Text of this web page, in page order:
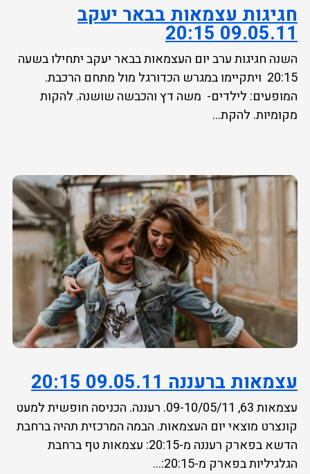
חגיגות עצמאות בבאר יעקב
09.05.11 20:15
השנה חגיגות ערב יום העצמאות בבאר יעקב יתחילו בשעה
20:15 ויתקיימו במגרש הכדורגל מול מתחם הרכבת.
המופעים: לילדים- משה דץ והכבשה שושנה. להקות
מקומיות. להקת...
עצמאות ברעננה 09.05.11 20:15
עצמאות 63, 09-10/05/11. רעננה. הכניסה חופשית למעט
קונצרט מוצאי יום העצמאות. הבמה המרכזית תהיה ברחבת
הדשא בפארק רעננה מ-20:15: עצמאות טף ברחבת
הגלגיליות בפארק מ-20:15:...